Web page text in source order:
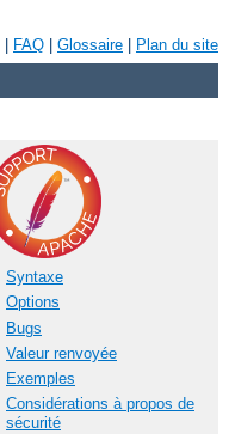
FAQ Glossaire Plan du site
Syntaxe
Options
Bugs
Valeur renvoyée
Exemples
Considérations à propos de
sécurité